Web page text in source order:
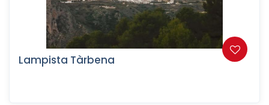
Lampista Tàrbena